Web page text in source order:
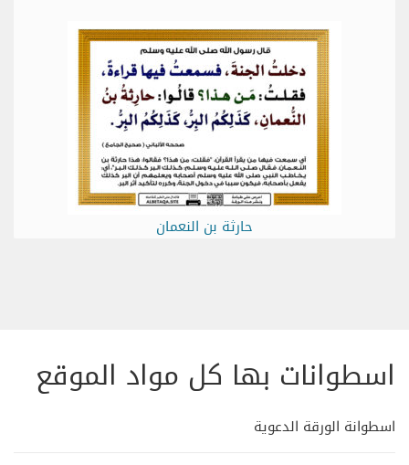
حارثة بن النعمان
اسطوانات بها كل مواد الموقع
اسطوانة الورقة الدعوية